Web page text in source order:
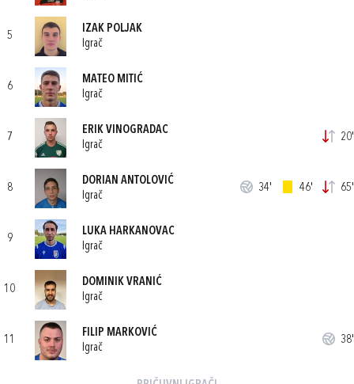
5
IZAK POLJAK
Igrač
6
MATEO MITIĆ
Igrač
7
ERIK VINOGRADAC
Igrač
20'
8
DORIAN ANTOLOVIĆ
Igrač
34' 46' 65'
9
LUKA HARKANOVAC
Igrač
10
DOMINIK VRANIĆ
Igrač
11
FILIP MARKOVIĆ
Igrač
38'